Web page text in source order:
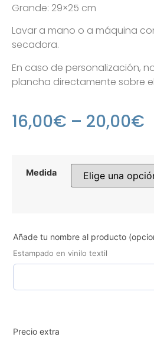
Grande: 29×25 cm
Lavar a mano o a máquina
secadora.
En caso de personalización,
plancha directamente sobre
16,00€ – 20,00€
Medida
Añade tu nombre al producto
Estampado en vinilo textil
Precio extra